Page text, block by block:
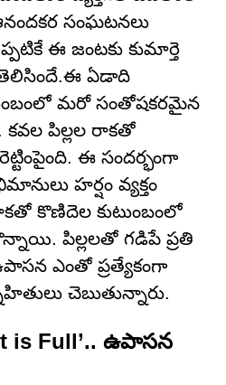
సంఘటనలు
ఈ జంటకు కుమార్తె
తెలిసిందే.ఈ ఏడాది
మరో సంతోషకరమైన
కవల పిల్లల రాకతో
ఈ సందర్భంగా
హర్షం వ్యక్తం
కొణిదెల కుటుంబంలో
పిల్లలతో గడిపే ప్రతి
ఎంతో ప్రత్యేకంగా
చెబుతున్నారు.
is Full’.. ఉపాసన